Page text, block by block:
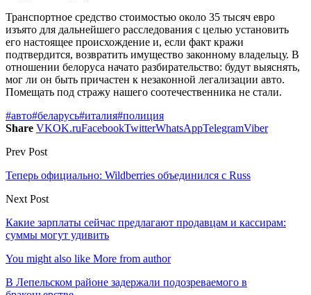
Транспортное средство стоимостью около 35 тысяч евро
изъято для дальнейшего расследования с целью установить
его настоящее происхождение и, если факт кражи
подтвердится, возвратить имущество законному владельцу. В
отношении белоруса начато разбирательство: будут выяснять,
мог ли он быть причастен к незаконной легализации авто.
Помещать под стражу нашего соотечественника не стали.
#авто#беларусь#италия#полиция
Share VKOK.ruFacebookTwitterWhatsAppTelegramViber
Prev Post
Теперь официально: Wildberries объединился с Russ
Next Post
Какие зарплаты сейчас предлагают продавцам и кассирам:
суммы могут удивить
You might also like More from author
В Лепельском районе задержали подозреваемого в